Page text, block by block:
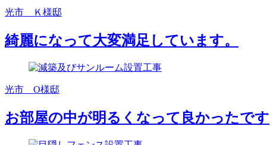
光市 Ｋ様邸
綺麗になって大変満足しています。
光市 O様邸
お部屋の中が明るくなって良かったです